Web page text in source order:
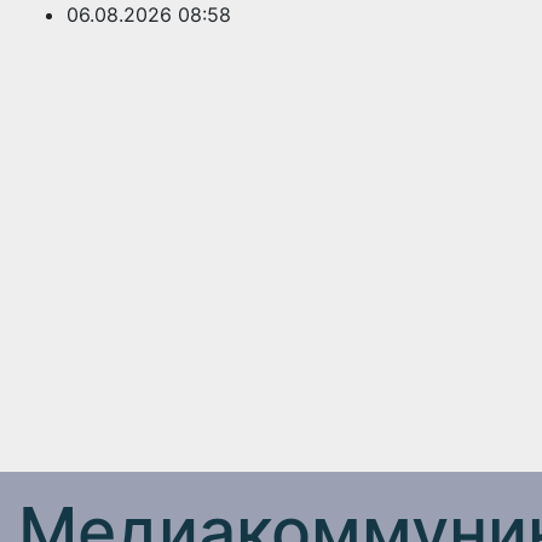
Перейти06.08.2026 08:58